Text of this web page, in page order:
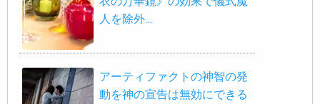
人を除外…
アーティファクトの神智の発
動を神の宣告は無効にできる